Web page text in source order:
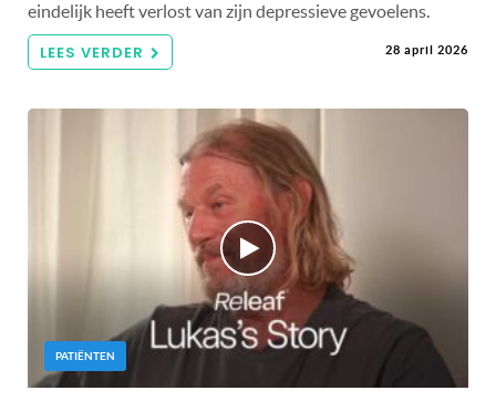
eindelijk heeft verlost van zijn depressieve gevoelens.
LEES VERDER 28 april 2026
PATIËNTEN